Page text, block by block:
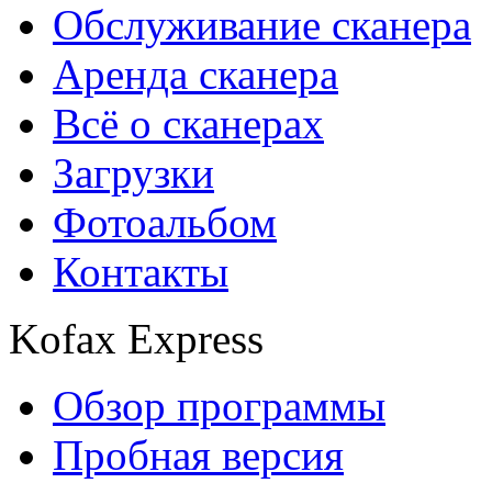
Обслуживание сканера
Аренда сканера
Всё о сканерах
Загрузки
Фотоальбом
Контакты
Kofax Express
Обзор программы
Пробная версия